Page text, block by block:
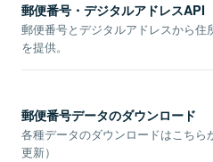
郵便番号・デジタルアドレスAPI
郵便番号とデジタルアドレスから住
を提供。
郵便番号データのダウンロード
各種データのダウンロードはこちら
更新）